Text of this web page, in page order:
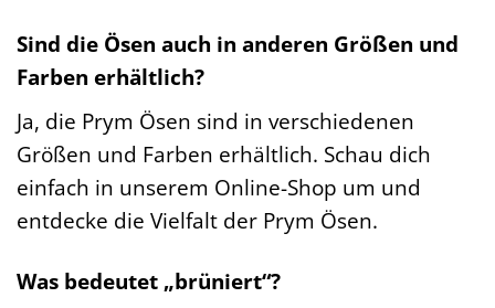
Sind die Ösen auch in anderen Größen und
Farben erhältlich?
Ja, die Prym Ösen sind in verschiedenen
Größen und Farben erhältlich. Schau dich
einfach in unserem Online-Shop um und
entdecke die Vielfalt der Prym Ösen.
Was bedeutet „brüniert“?